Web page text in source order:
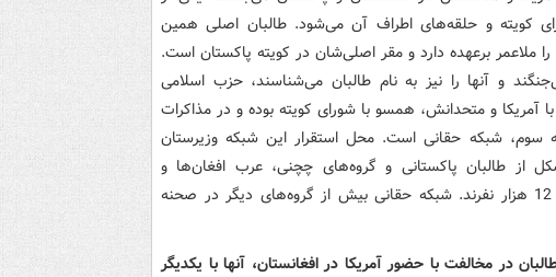
کویته و حلقه‌های اطراف آن می‌شود. طالبان اصلی همین
ملاعمر برعهده دارد و مقر اصلی‌شان در کویته پاکستان است.
و آنها را نیز به نام طالبان می‌شناسند، حزب اسلامی
آمریکا و متحدانش، همسو با شورای کویته بوده و در مذاکرات
شبکه حقانی است. محل استقرار این شبکه وزیرستان
از طالبان پاکستانی و گروه‌های چچنی، عرب افغان‌ها و
کشمیری‌هاست که حدوداً 10 تا 12 هزار نفرند. شبکه حقانی بیش از گروه‌های دیگر در صحنه
در مخالفت با حضور آمریکا در افغانستان، آنها با یکدیگر